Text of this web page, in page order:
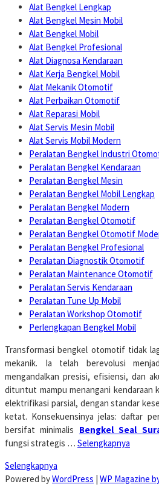
Alat Bengkel Lengkap
Alat Bengkel Mesin Mobil
Alat Bengkel Mobil
Alat Bengkel Profesional
Alat Diagnosa Kendaraan
Alat Kerja Bengkel Mobil
Alat Mekanik Otomotif
Alat Perbaikan Otomotif
Alat Reparasi Mobil
Alat Servis Mesin Mobil
Alat Servis Mobil Modern
Peralatan Bengkel Industri
Peralatan Bengkel Kendaraan
Peralatan Bengkel Mesin
Peralatan Bengkel Mobil Lengkap
Peralatan Bengkel Modern
Peralatan Bengkel Otomotif
Peralatan Bengkel Otomotif
Peralatan Bengkel Profesional
Peralatan Diagnostik Otomotif
Peralatan Maintenance Otomotif
Peralatan Servis Kendaraan
Peralatan Tune Up Mobil
Peralatan Workshop Otomotif
Perlengkapan Bengkel Mobil
Transformasi bengkel otomotif tidak
mekanik. Ia telah berevolusi
mengandalkan presisi, efisiensi, dan
dituntut mampu menangani kendaraan
elektrifikasi parsial, dengan standar
ketat. Konsekuensinya jelas: daftar
bersifat minimalis Bengkel Seal
fungsi strategis … Selengkapnya
Selengkapnya
Powered byWordPress | WP Magazine